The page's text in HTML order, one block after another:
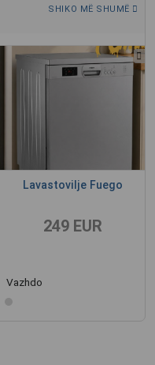
SHIKO MË SHUMË
1
Lavastovilje Fuego
249 EUR
Vazhdo